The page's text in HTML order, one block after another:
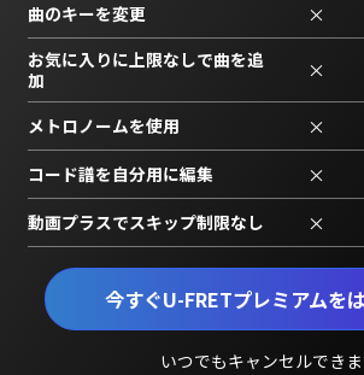
今すぐU-FRETプレミアムを
いつでもキャンセルでき
曲のキーを変更 ×
お気に入りに上限なしで曲を追
加
×
メトロノームを使用 ×
コード譜を自分用に編集 ×
動画プラスでスキップ制限なし ×